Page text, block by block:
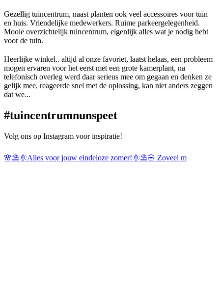
Gezellig tuincentrum, naast planten ook veel accessoires voor tuin
en huis. Vriendelijke medewerkers. Ruime parkeergelegenheid.
Mooie overzichtelijk tuincentrum, eigenlijk alles wat je nodig hebt
voor de tuin.
Heerlijke winkel.. altijd al onze favoriet, laatst helaas, een probleem
mogen ervaren voor het eerst met een grote kamerplant, na
telefonisch overleg werd daar serieus mee om gegaan en denken ze
gelijk mee, reageerde snel met de oplossing, kan niet anders zeggen
dat we...
#tuincentrumnunspeet
Volg ons op Instagram voor inspiratie!
🌸⛱️🌞Alles voor jouw eindeloze zomer!🌞⛱️🌸 Zoveel m